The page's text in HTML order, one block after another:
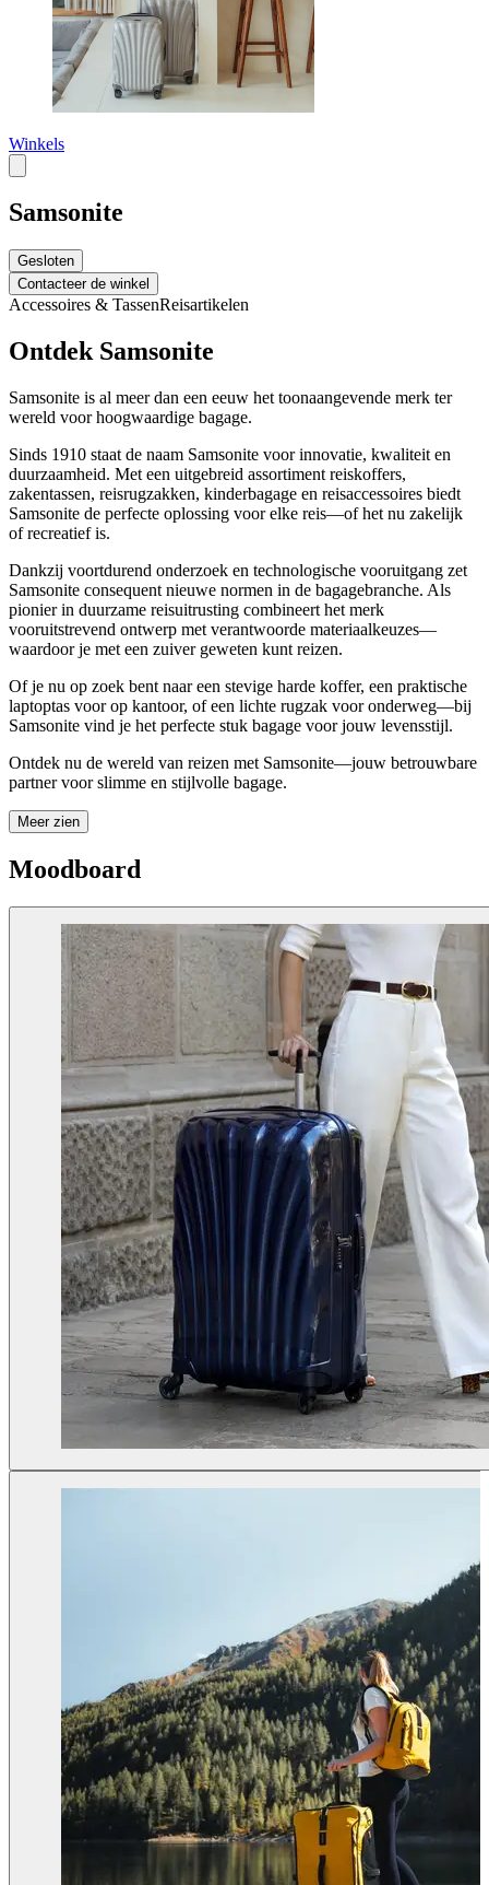
Winkels
Samsonite
Gesloten
Contacteer de winkel
Accessoires & TassenReisartikelen
Ontdek Samsonite
Samsonite is al meer dan een eeuw het toonaangevende merk ter
wereld voorhoogwaardige bagage.
Sinds 1910 staat de naam Samsonite voor innovatie, kwaliteit en
duurzaamheid. Met een uitgebreid assortiment reiskoffers,
zakentassen, reisrugzakken, kinderbagage en reisaccessoires biedt
Samsonite de perfecte oplossing voor elke reis—of het nu zakelijk
of recreatief is.
Dankzij voortdurend onderzoek en technologische vooruitgang zet
Samsonite consequent nieuwe normen in de bagagebranche. Als
pionier in duurzame reisuitrusting combineert het merk
vooruitstrevend ontwerp met verantwoorde materiaalkeuzes—
waardoor je met een zuiver geweten kunt reizen.
Of je nu op zoek bent naar een stevige harde koffer, een praktische
laptoptas voor op kantoor, of een lichte rugzak voor onderweg—bij
Samsonite vind je het perfecte stuk bagage voor jouw levensstijl.
Ontdek nu de wereld van reizen met Samsonite—jouw betrouwbare
partner voor slimme en stijlvolle bagage.
Meer zien
Moodboard